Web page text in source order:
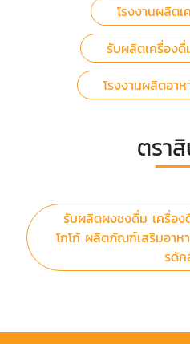
โรงงานผลิต
รับผลิตเครื่อง
โรงงานผลิตอาห
ตรา
รับผลิตผงชงดื่ม เครื่อ
โกโก้ ผลิตภัณฑ์เสริมอาห
รดั